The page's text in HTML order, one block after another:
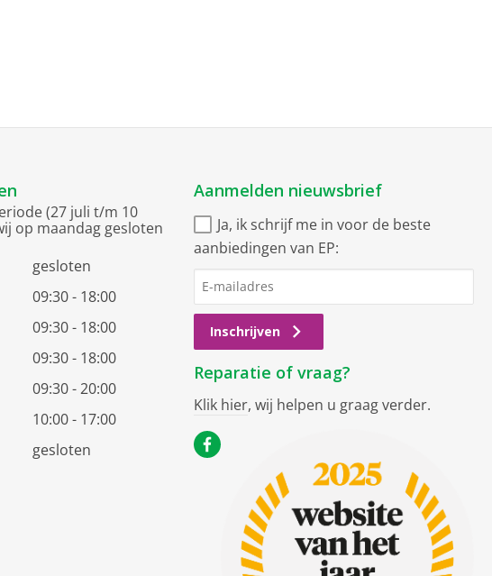
(27 juli t/m 10
op maandag gesloten
gesloten
09:30 - 18:00
09:30 - 18:00
09:30 - 18:00
09:30 - 20:00
10:00 - 17:00
gesloten
Aanmelden nieuwsbrief
Ja, ik schrijf me in voor de beste
aanbiedingen van EP:
Inschrijven
Reparatie of vraag?
Klik hier, wij helpen u graag verder.